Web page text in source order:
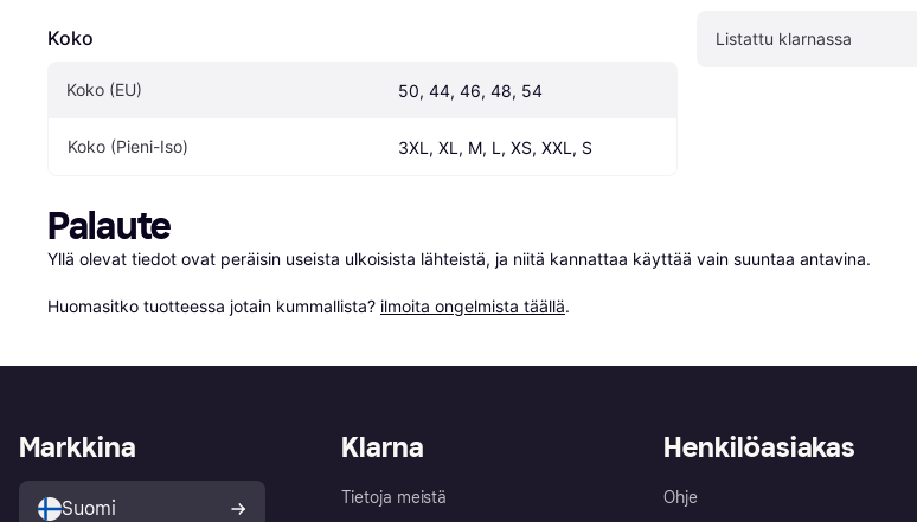
Koko
Koko (EU) 50, 44, 46, 48, 54
Koko (Pieni-Iso) 3XL, XL, M, L, XS, XXL, S
Listattu klarnassa
Palaute
Yllä olevat tiedot ovat peräisin useista ulkoisista lähteistä, ja niitä kannattaa käyttää vain suuntaa antavina.
Huomasitko tuotteessa jotain kummallista? ilmoita ongelmista täällä.
Klarna
Tietoja meistä
Henkilöasiakas
Ohje
Markkina
Suomi